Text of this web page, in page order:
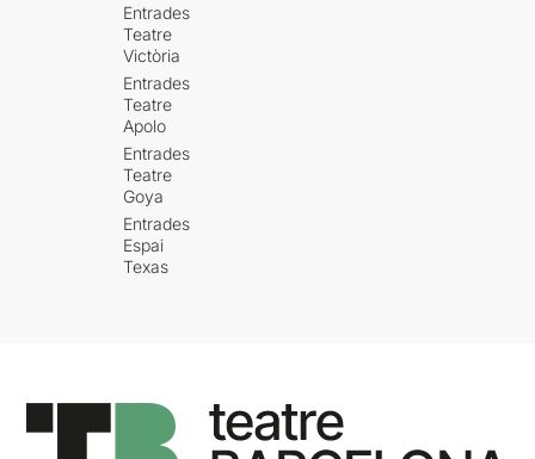
Entrades
Teatre
Victòria
Entrades
Teatre
Apolo
Entrades
Teatre
Goya
Entrades
Espai
Texas